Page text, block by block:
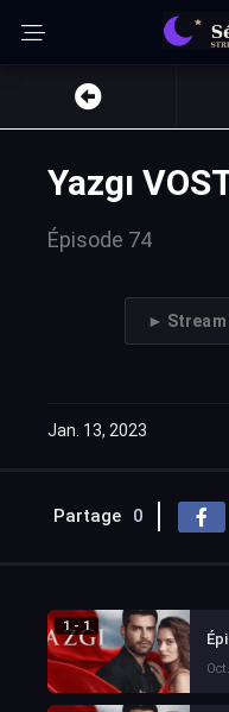
Yazgı
Épisode 74
► Stream
Jan. 13, 2023
Partage 0
1 - 1